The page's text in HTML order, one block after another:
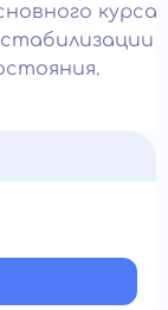
курса